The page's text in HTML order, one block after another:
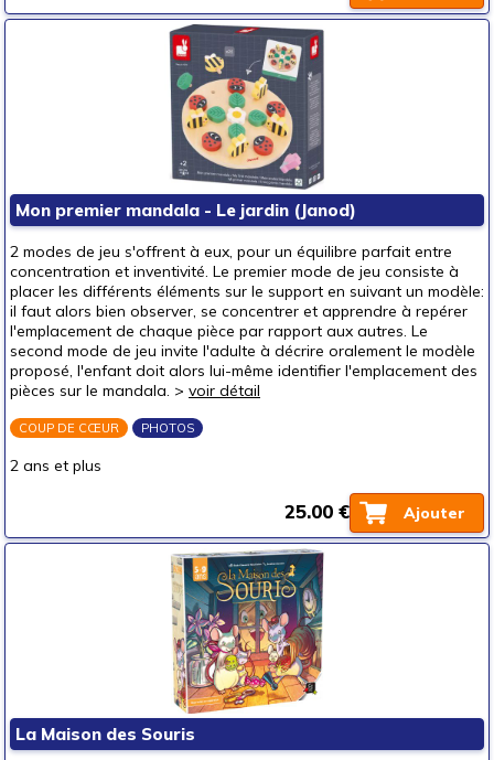
Mon premier mandala - Le jardin (Janod)
2 modes de jeu s'offrent à eux, pour un équilibre parfait entre
concentration et inventivité. Le premier mode de jeu consiste à
placer les différents éléments sur le support en suivant un modèle:
il faut alors bien observer, se concentrer et apprendre à repérer
l'emplacement de chaque pièce par rapport aux autres. Le
second mode de jeu invite l'adulte à décrire oralement le modèle
proposé, l'enfant doit alors lui-même identifier l'emplacement des
pièces sur le mandala. > voir détail
COUP DE CŒUR PHOTOS
2 ans et plus
Ajouter
25.00 €
La Maison des Souris